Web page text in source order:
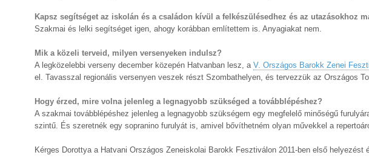
Kapsz segítséget az iskolán és a családon kívül a felkészülésedhez és az utazásokhoz
Szakmai és lelki segítséget igen, ahogy korábban említettem is. Anyagiakat nem.
Mik a közeli terveid, milyen versenyeken indulsz?
A legközelebbi verseny december közepén Hatvanban lesz, a V. Országos Barokk Zenei
el. Tavasszal regionális versenyen veszek részt Szombathelyen, és tervezzük az Országos
Hogy érzed, mire volna jelenleg a legnagyobb szükséged a továbblépéshez?
A szakmai továbblépéshez jelenleg a legnagyobb szükségem egy megfelelő minőségű
szintű. És szeretnék egy sopranino furulyát is, amivel bővíthetném olyan művekkel a
Kérges Dorottya a Hatvani Országos Zeneiskolai Barokk Fesztiválon 2011-ben első helyezést